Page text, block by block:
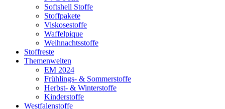
Softshell Stoffe
Stoffpakete
Viskosestoffe
Waffelpique
Weihnachtsstoffe
Stoffreste
Themenwelten
EM 2024
Frühlings- & Sommerstoffe
Herbst- & Winterstoffe
Kinderstoffe
Westfalenstoffe